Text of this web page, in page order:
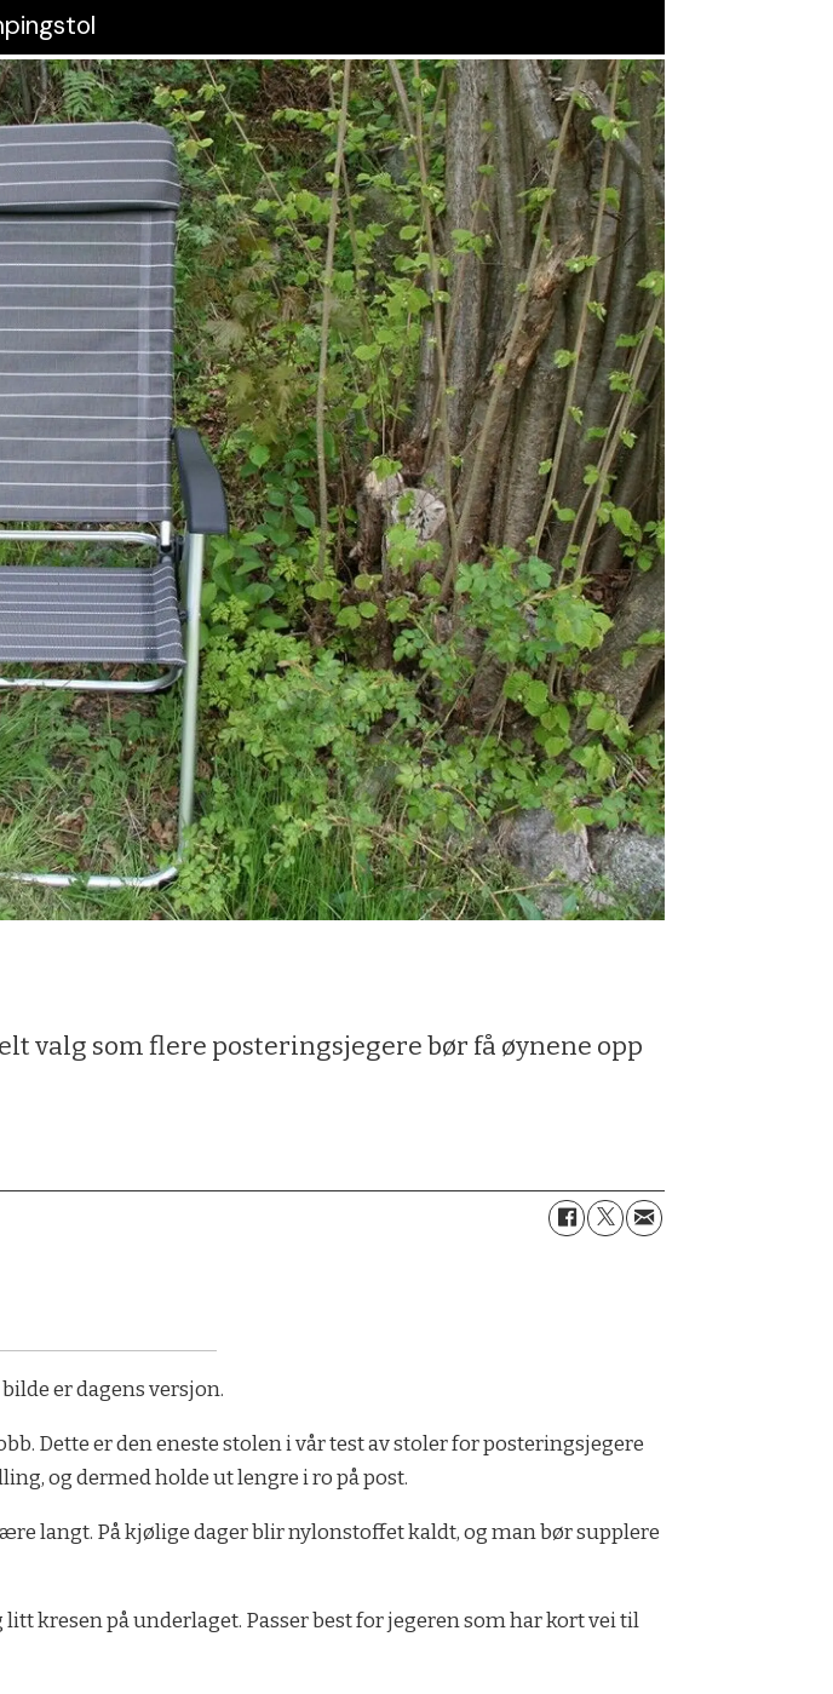
valg som flere posteringsjegere bør få øynene opp
er dagens versjon.
Dette er den eneste stolen i vår test av stoler for posteringsjegere
og dermed holde ut lengre i ro på post.
langt. På kjølige dager blir nylonstoffet kaldt, og man bør supplere
kresen på underlaget. Passer best for jegeren som har kort vei til